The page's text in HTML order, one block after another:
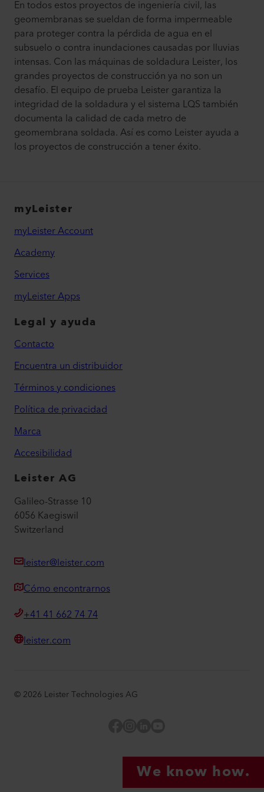
En todos estos proyectos de ingeniería civil, las
geomembranas se sueldan de forma impermeable
para proteger contra la pérdida de agua en el
subsuelo o contra inundaciones causadas por lluvias
intensas. Con las máquinas de soldadura Leister, los
grandes proyectos de construcción ya no son un
desafío. El equipo de prueba Leister garantiza la
integridad de la soldadura y el sistema LQS también
documenta la calidad de cada metro de
geomembrana soldada. Así es como Leister ayuda a
los proyectos de construcción a tener éxito.
myLeister
myLeister Account
Academy
Services
myLeister Apps
Legal y ayuda
Contacto
Encuentra un distribuidor
Términos y condiciones
Política de privacidad
Marca
Accesibilidad
Leister AG
Galileo-Strasse 10
6056 Kaegiswil
Switzerland
leister@leister.com
Cómo encontrarnos
+41 41 662 74 74
leister.com
© 2026 Leister Technologies AG
We know how.